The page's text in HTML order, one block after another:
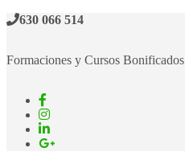
Saltar630 066 514
Formaciones y Cursos Bonificados